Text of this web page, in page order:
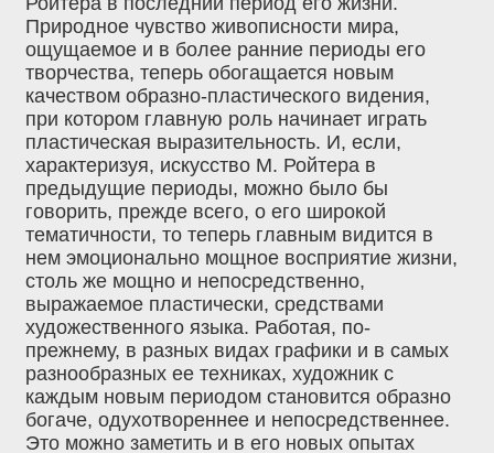
Природное чувство живописности мира,
ощущаемое и в более ранние периоды его
творчества, теперь обогащается новым
качеством образно-пластического видения,
при котором главную роль начинает играть
пластическая выразительность. И, если,
характеризуя, искусство М. Ройтера в
предыдущие периоды, можно было бы
говорить, прежде всего, о его широкой
тематичности, то теперь главным видится в
нем эмоционально мощное восприятие жизни,
столь же мощно и непосредственно,
выражаемое пластически, средствами
художественного языка. Работая, по-
прежнему, в разных видах графики и в самых
разнообразных ее техниках, художник с
каждым новым периодом становится образно
богаче, одухотвореннее и непосредственнее.
Это можно заметить и в его новых опытах